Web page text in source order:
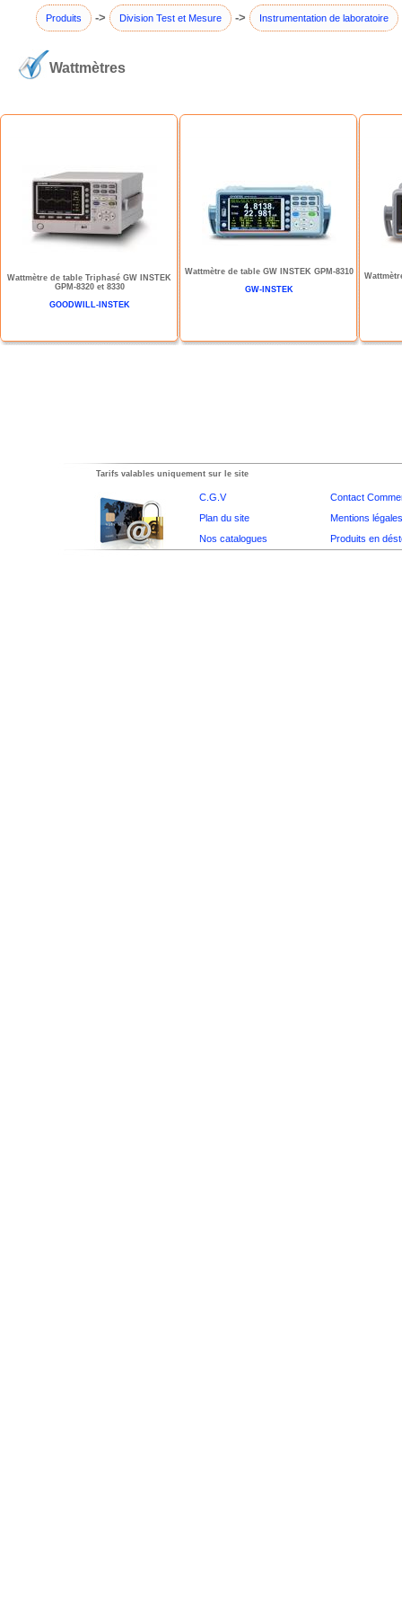
Produits -> Division Test et Mesure -> Instrumentation de laboratoire
Wattmètres
Wattmètre de table Triphasé GW INSTEK
GPM-8320 et 8330
GOODWILL-INSTEK
Wattmètre de table GW INSTEK GPM-8310
GW-INSTEK
Tarifs valables uniquement sur le site
C.G.V
Contact
Plan du site
Mentions
Nos catalogues
Produits en